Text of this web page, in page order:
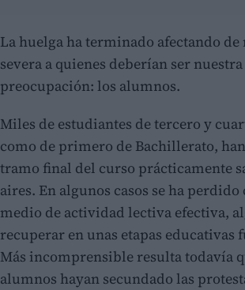
La huelga ha terminado afectando
severa a quienes deberían ser
preocupación: los alumnos.
Miles de estudiantes de tercero y
como de primero de Bachillerato,
tramo final del curso prácticamente
aires. En algunos casos se ha perdido
medio de actividad lectiva efectiva,
recuperar en unas etapas educativas
Más incomprensible resulta todavía
alumnos hayan secundado las